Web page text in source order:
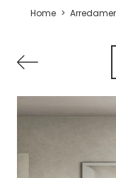
Home >